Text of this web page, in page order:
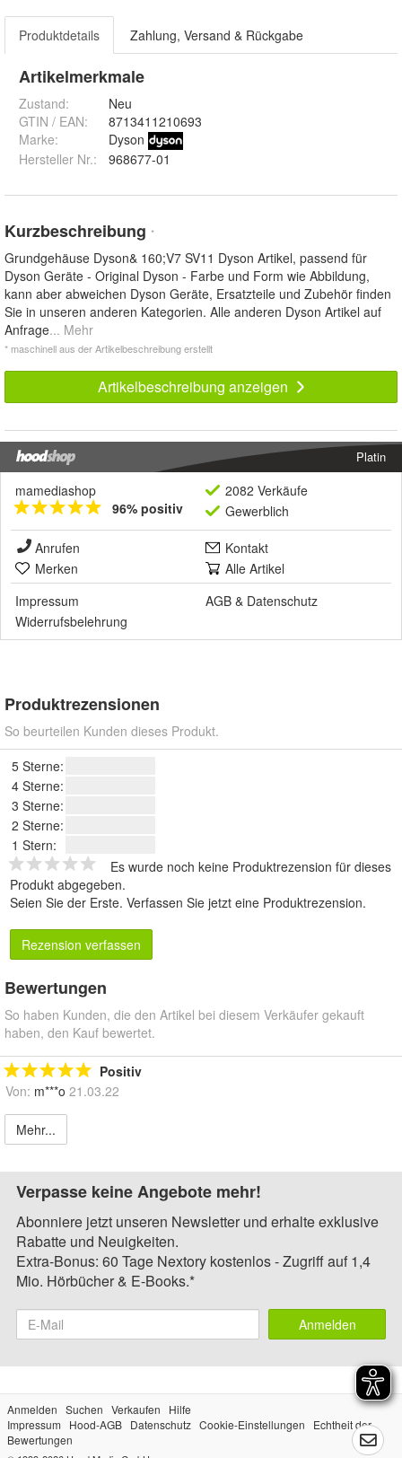
Produktdetails Zahlung, Versand & Rückgabe
Artikelmerkmale
Zustand:
Neu
GTIN / EAN:
8713411210693
Marke:
Dyson
Hersteller Nr.:
968677-01
Kurzbeschreibung *
Grundgehäuse Dyson& 160;V7 SV11 Dyson Artikel, passend für
Dyson Geräte - Original Dyson - Farbe und Form wie Abbildung,
kann aber abweichen Dyson Geräte, Ersatzteile und Zubehör finden
Sie in unseren anderen Kategorien. Alle anderen Dyson Artikel auf
Anfrage... Mehr
* maschinell aus der Artikelbeschreibung erstellt
Artikelbeschreibung anzeigen
Platin
mamediashop
96% positiv
2082 Verkäufe
Gewerblich
Anrufen
Kontakt
Merken
Alle Artikel
Impressum
AGB & Datenschutz
Widerrufsbelehrung
Produktrezensionen
So beurteilen Kunden dieses Produkt.
5 Sterne:
4 Sterne:
3 Sterne:
2 Sterne:
1 Stern:
Es wurde noch keine Produktrezension für dieses
Produkt abgegeben.
Seien Sie der Erste. Verfassen Sie jetzt eine Produktrezension.
Rezension verfassen
Bewertungen
So haben Kunden, die den Artikel bei diesem Verkäufer gekauft
haben, den Kauf bewertet.
Positiv
Von: m***o 21.03.22
Mehr...
Verpasse keine Angebote mehr!
Abonniere jetzt unseren Newsletter und erhalte exklusive
Rabatte und Neuigkeiten.
Extra-Bonus: 60 Tage Nextory kostenlos - Zugriff auf 1,4
Mio. Hörbücher & E-Books.*
Anmelden
Anmelden Suchen Verkaufen
Hilfe
Impressum
Hood-AGB Datenschutz Cookie-Einstellungen
Echtheit der
Bewertungen